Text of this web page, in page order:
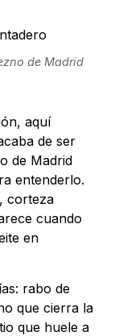
de Madrid
aquí
de ser
de Madrid
entenderlo.
corteza
cuando
en
rabo de
que cierra la
que huele a